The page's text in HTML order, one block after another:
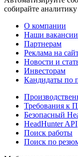
собирайте
О компании
Наши вакансии
Партнерам
Реклама на
Новости и
Инвесторам
Кандидаты по
Требования к
Безопасный
HeadHunter API
Поиск работы
Поиск по